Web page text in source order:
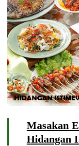
Masakan
Hidangan